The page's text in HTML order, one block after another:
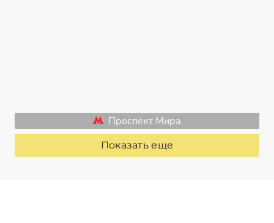
Проспект Мира
Показать еще